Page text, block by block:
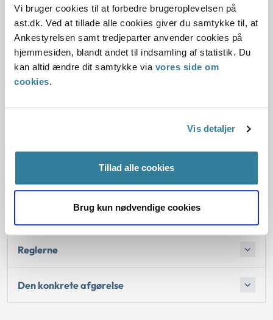
Vi bruger cookies til at forbedre brugeroplevelsen på
ast.dk. Ved at tillade alle cookies giver du samtykke til, at
Ankestyrelsen samt tredjeparter anvender cookies på
hjemmesiden, blandt andet til indsamling af statistik. Du
kan altid ændre dit samtykke via vores side om
cookies.
Vis detaljer
Tillad alle cookies
Brug kun nødvendige cookies
tilskadekomne kom fra et land, der hverken er omfattet af
EU-regler eller internationale konventioner og
overenskomster, der fraviger territorialprincippet. Derfor
var tilskadekomne omfattet af arbejdsskadesikringsloven
på skadestidspunktet. Det havde heller ikke en betydning,
at der var tale om en udenlandsk arbejdsgiver.
Ankestyrelsen vurderede, at tilskadekomne var omfattet af
arbejdsskadesikringslovens personkreds, da hun på
Danmark, og skaden skete under udførelsen af dette
Baggrund for at behandle sagen principielt
Reglerne
Den konkrete afgørelse